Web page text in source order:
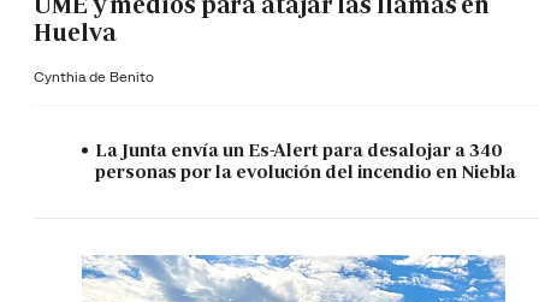
Huelva
Cynthia de Benito
La Junta envía un Es-Alert para desalojar a 340
personas por la evolución del incendio en Niebla